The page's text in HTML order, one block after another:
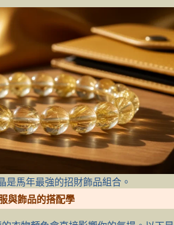
是馬年最強的招財飾品組合。
與飾品的搭配學